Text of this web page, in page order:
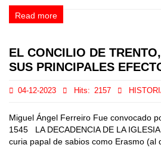
Read more
EL CONCILIO DE
SUS PRINCIPALES
04-12-2023 Hits: 2157
Miguel Ángel Ferreiro Fue convocado
1545 LA DECADENCIA DE LA
curia papal de sabios como Erasmo (al